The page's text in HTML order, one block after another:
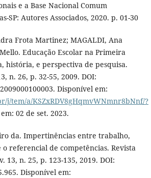
e a Base Nacional Comum
SP: Autores Associados, 2020. p. 01-30
Frota Martinez; MAGALDI, Ana
Educação Escolar na Primeira
história, e perspectiva de pesquisa.
n. 26, p. 32-55, 2009. DOI:
Disponível em:
j/tem/a/KSZxRDV8gHqmvWNmnr8bNnf/?
02 de set. 2023.
da. Impertinências entre trabalho,
referencial de competências. Revista
13, n. 25, p. 123-135, 2019. DOI:
Disponível em: